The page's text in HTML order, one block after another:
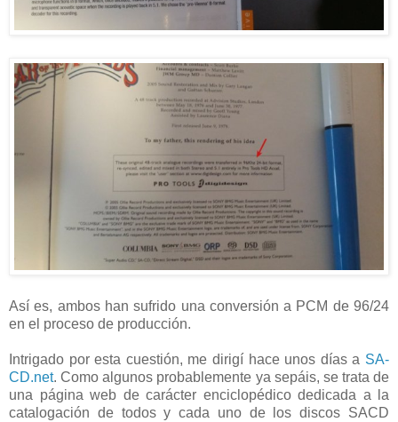
Así es, ambos han sufrido una conversión a PCM de 96/24
en el proceso de producción.
Intrigado por esta cuestión, me dirigí hace unos días a SA-
CD.net. Como algunos probablemente ya sepáis, se trata de
una página web de carácter enciclopédico dedicada a la
catalogación de todos y cada uno de los discos SACD